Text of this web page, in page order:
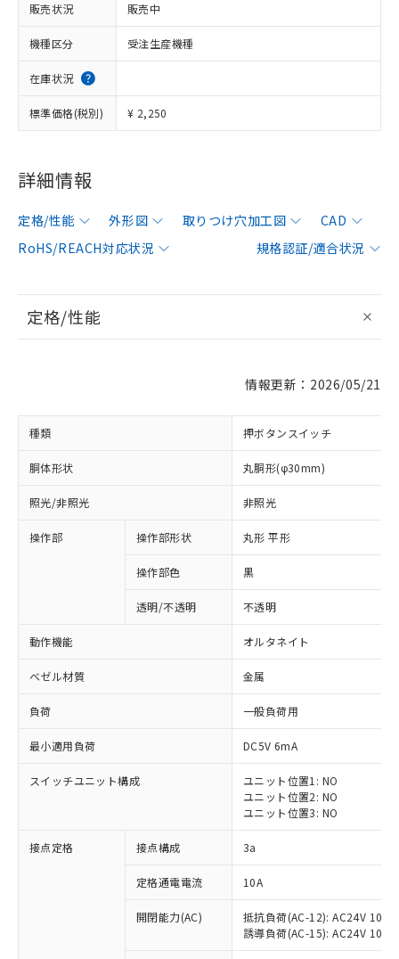
販売状況 販売中
機種区分 受注生産機種
在庫状況
標準価格(税別) ¥ 2,250
詳細情報
定格/性能 外形図 取りつけ穴加工図
CAD
RoHS/REACH対応状況
規格認証/適合状況
定格/性能
情報更新：2026/05/21
種類 押ボタンスイッチ
胴体形状 丸胴形(φ30mm)
照光/非照光 非照光
操作部 操作部形状 丸形 平形
操作部色 黒
透明/不透明 不透明
動作機能 オルタネイト
ベゼル材質 金属
負荷 一般負荷用
最小適用負荷 DC5V 6mA
スイッチユニット構成
ユニット位置1: NO
ユニット位置2: NO
ユニット位置3: NO
接点定格 接点構成 3a
定格通電電流 10A
開閉能力(AC)
抵抗負荷(AC-12): AC24V 10A/
誘導負荷(AC-15): AC24V
※1 対応状況
対応済み：EU RoHS指令（10物質）の
非含有に対応した製品が提供可能な商品で
対応予定：EU RoHS指令（10物質）の非含